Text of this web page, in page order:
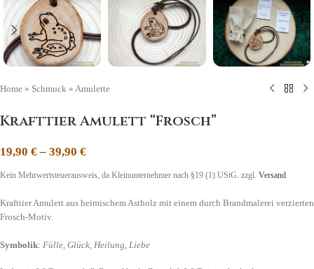
Home » Schmuck » Amulette
Krafttier Amulett “Frosch”
19,90 €– 39,90 €
Kein Mehrwertsteuerausweis, da Kleinunternehmer nach §19 (1) UStG. zzgl. Versand
Krafttier Amulett aus heimischem Astholz mit einem durch Brandmalerei verzierten
Frosch-Motiv.
Symbolik: Fülle, Glück, Heilung, Liebe